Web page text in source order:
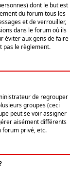
dont le but est
du forum tous les
et de verrouiller,
dans le forum où ils
éviter aux gens de faire
pas le règlement.
de regrouper
groupes (ceci
peut se voir assigner
aisément différents
forum privé, etc.